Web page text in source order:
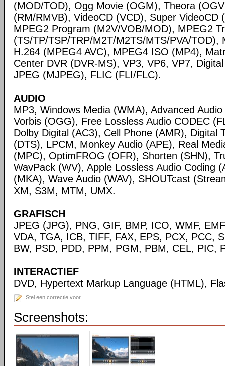
(MOD/TOD), Ogg Movie (OGM), Theora
(RM/RMVB), VideoCD (VCD), Super VideoCD
MPEG2 Program (M2V/VOB/MOD), MPEG2
(TS/TP/TSP/TRP/M2T/M2TS/MTS/PVA/TOD),
H.264 (MPEG4 AVC), MPEG4 ISO (MP4),
Center DVR (DVR-MS), VP3, VP6, VP7,
JPEG (MJPEG), FLIC (FLI/FLC).
AUDIO
MP3, Windows Media (WMA), Advanced
Vorbis (OGG), Free Lossless Audio CODEC
Dolby Digital (AC3), Cell Phone (AMR), Digital
(DTS), LPCM, Monkey Audio (APE), Real
(MPC), OptimFROG (OFR), Shorten (SHN),
WavPack (WV), Apple Lossless Audio Coding
(MKA), Wave Audio (WAV), SHOUTcast
XM, S3M, MTM, UMX.
GRAFISCH
JPEG (JPG), PNG, GIF, BMP, ICO, WMF,
VDA, TGA, ICB, TIFF, FAX, EPS, PCX, PCC,
BW, PSD, PDD, PPM, PGM, PBM, CEL, PIC,
INTERACTIEF
DVD, Hypertext Markup Language (HTML),
Stel een correctie voor
Screenshots: